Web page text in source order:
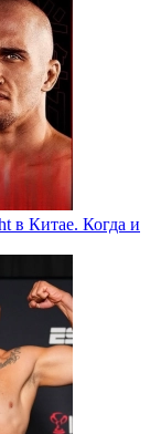
в Китае. Когда и